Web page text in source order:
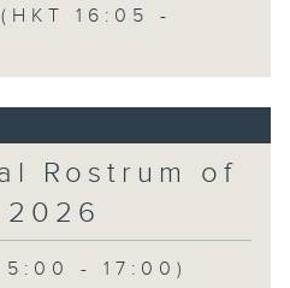
16:05 -
Rostrum of
- 17:00)